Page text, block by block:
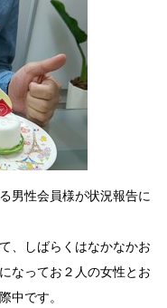
男性会員様が状況報告に
、しばらくはなかなかお
なってお２人の女性とお
中です。